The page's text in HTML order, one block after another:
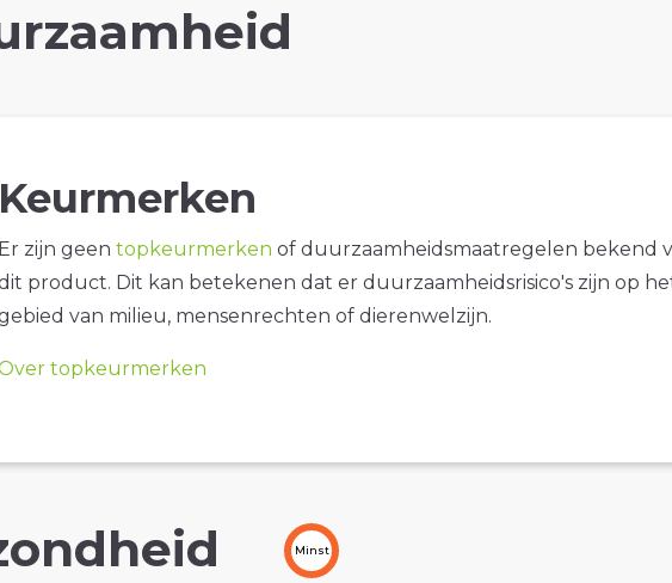
Keurmerken
Er zijn geen topkeurmerken of duurzaamheidsmaatregelen bekend
product. Dit kan betekenen dat er duurzaamheidsrisico's zijn op
van milieu, mensenrechten of dierenwelzijn.
topkeurmerken
Minst